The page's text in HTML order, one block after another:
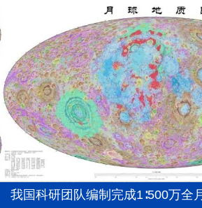
我国科研团队编制完成1∶500万全